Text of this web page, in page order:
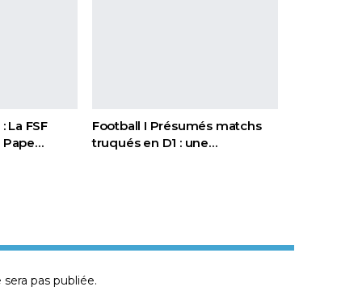
La FSF
Pape…
Football I Présumés matchs
truqués en D1 : une…
pas publiée.